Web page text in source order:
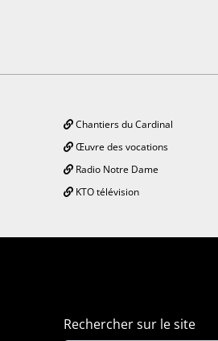
Chantiers du Cardinal
Œuvre des vocations
Radio Notre Dame
KTO télévision
Rechercher sur le site